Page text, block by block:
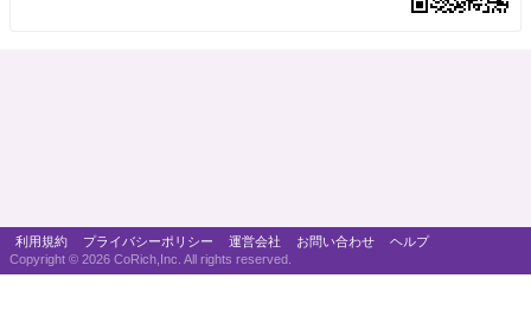
利用規約 プライバシーポリシー 運営会社 お問い合わせ
ヘルプ
Copyright © 2026 CoRich,Inc. All rights reserved.